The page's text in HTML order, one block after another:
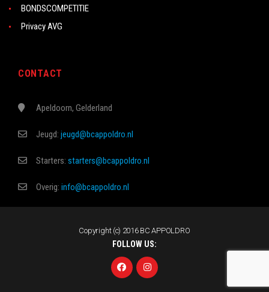
BONDSCOMPETITIE
Privacy AVG
CONTACT
Apeldoorn, Gelderland
Jeugd: jeugd@bcappoldro.nl
Starters: starters@bcappoldro.nl
Overig: info@bcappoldro.nl
Copyright (c) 2016 BC APPOLDRO
FOLLOW US: